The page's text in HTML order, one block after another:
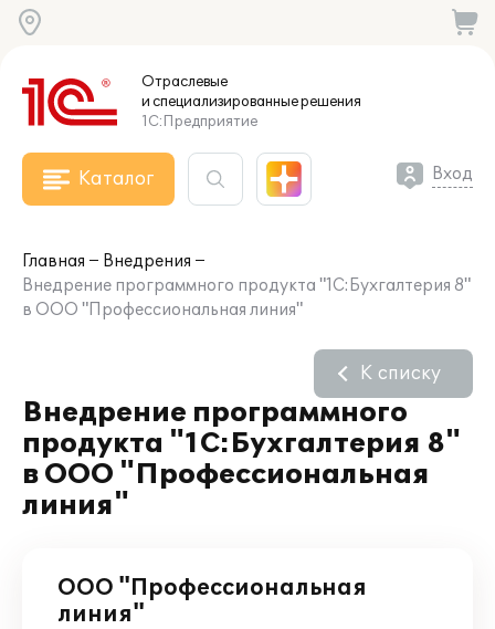
Отраслевые
и специализированныерешения
1С:Предприятие
Каталог Вход
Главная
Внедрения
Внедрение программного продукта "1С:Бухгалтерия 8"
в ООО "Профессиональная линия"
Внедрение программного
продукта "1С:Бухгалтерия 8"
в ООО "Профессиональная
линия"
К списку
ООО "Профессиональная
линия"